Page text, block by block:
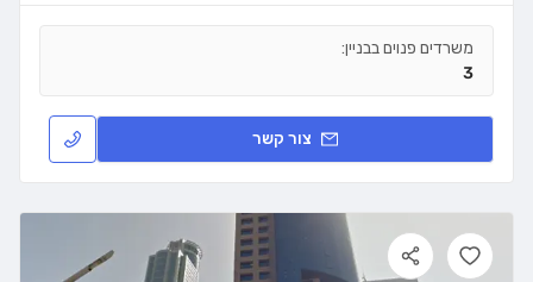
משרדים פנוים בבניין:
3
צור קשר